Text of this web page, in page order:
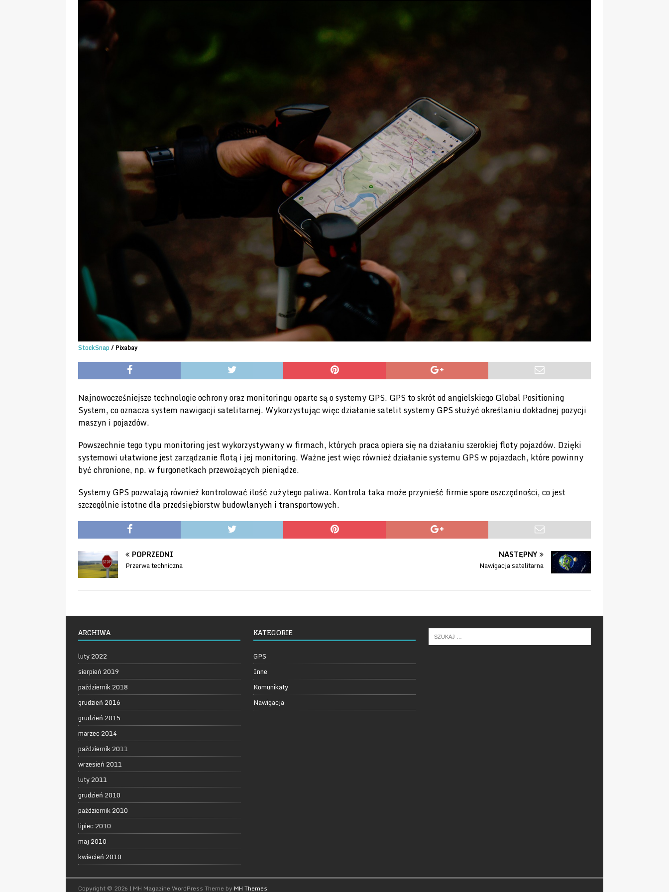
StockSnap/ Pixabay
Najnowocześniejsze technologie ochrony oraz monitoringu oparte są o systemy GPS. GPS to skrót od angielskiego Global Positioning
System, co oznacza system nawigacji satelitarnej. Wykorzystując więc działanie satelit systemy GPS służyć określaniu dokładnej pozycji
maszyn i pojazdów.
Powszechnie tego typu monitoring jest wykorzystywany w firmach, których praca opiera się na działaniu szerokiej floty pojazdów. Dzięki
systemowi ułatwione jest zarządzanie flotą i jej monitoring. Ważne jest więc również działanie systemu GPS w pojazdach, które powinny
być chronione, np. w furgonetkach przewożących pieniądze.
Systemy GPS pozwalają również kontrolować ilość zużytego paliwa. Kontrola taka może przynieść firmie spore oszczędności, co jest
szczególnie istotne dla przedsiębiorstw budowlanych i transportowych.
POPRZEDNI
Przerwa techniczna
NASTĘPNY
Nawigacja satelitarna
ARCHIWA
luty 2022
sierpień 2019
październik 2018
grudzień 2016
grudzień 2015
marzec 2014
październik 2011
wrzesień 2011
luty 2011
grudzień 2010
październik 2010
lipiec 2010
maj 2010
kwiecień 2010
KATEGORIE
GPS
Inne
Komunikaty
Nawigacja
Copyright © 2026 | MH Magazine WordPress Theme by MH Themes